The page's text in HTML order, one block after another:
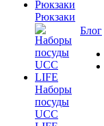
Рюкзаки
Наборы
посуды
UCC
Блог